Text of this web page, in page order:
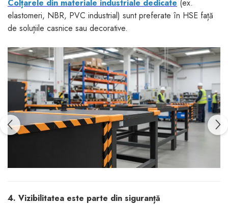
Colțarele din materiale industriale dedicate (ex.
elastomeri, NBR, PVC industrial) sunt preferate în HSE față
de soluțiile casnice sau decorative.
4. Vizibilitatea este parte din siguranță